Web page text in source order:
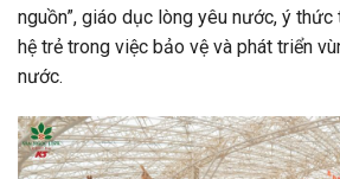
nguồn”, giáo dục lòng yêu nước, ý thức
hệ trẻ trong việc bảo vệ và phát triển
nước.